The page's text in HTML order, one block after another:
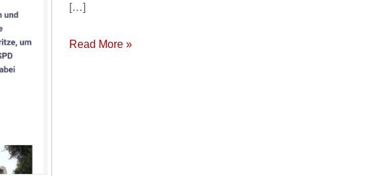
[…]
Read More »